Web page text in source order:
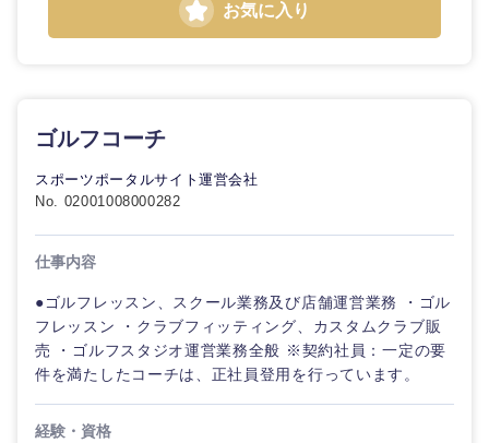
中国・四国地方
鳥取県
岡山県 広島県
お気に入り
ゴルフコーチ
スポーツポータルサイト運営会社
No. 02001008000282
仕事内容
●ゴルフレッスン、スクール業務及び店舗運営業務 ・ゴル
フレッスン ・クラブフィッティング、カスタムクラブ販
売 ・ゴルフスタジオ運営業務全般 ※契約社員：一定の要
件を満たしたコーチは、正社員登用を行っています。
経験・資格